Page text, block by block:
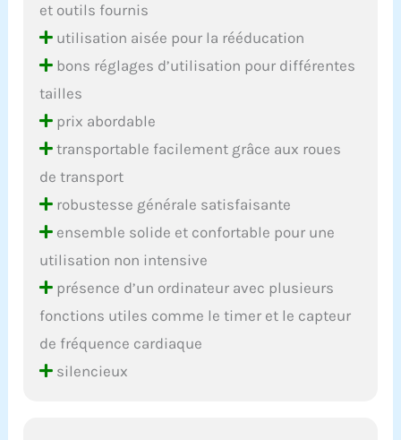
et outils fournis
utilisation aisée pour la rééducation
bons réglages d’utilisation pour différentes
tailles
prix abordable
transportable facilement grâce aux roues
de transport
robustesse générale satisfaisante
ensemble solide et confortable pour une
utilisation non intensive
présence d’un ordinateur avec plusieurs
fonctions utiles comme le timer et le capteur
de fréquence cardiaque
silencieux